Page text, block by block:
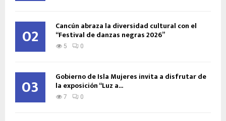
02 Cancún abraza la diversidad cultural con el
“Festival de danzas negras 2026”
5 0
03 Gobierno de Isla Mujeres invita a disfrutar de
la exposición “Luz a...
7 0